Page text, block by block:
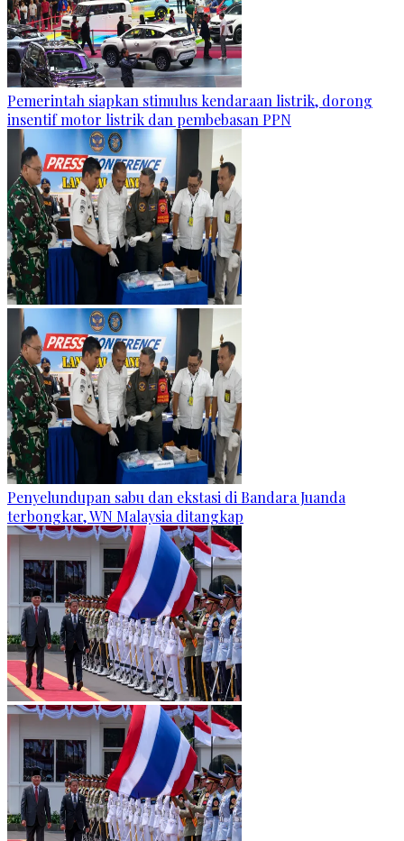
Pemerintah siapkan stimulus kendaraan listrik, dorong
insentif motor listrik dan pembebasan PPN
Penyelundupan sabu dan ekstasi di Bandara Juanda
terbongkar, WN Malaysia ditangkap